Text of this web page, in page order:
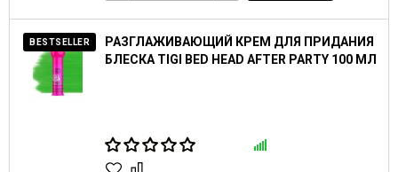
BESTSELLER
РАЗГЛАЖИВАЮЩИЙ КРЕМ ДЛЯ ПРИДАНИЯ
БЛЕСКА TIGI BED HEAD AFTER PARTY 100 МЛ